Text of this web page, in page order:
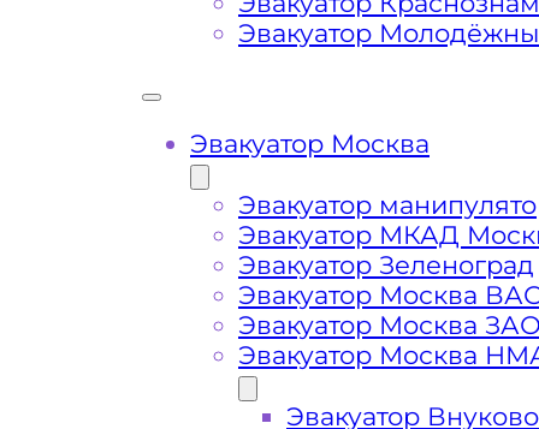
Эвакуатор
Эвакуатор Москва
Эвакуатор
Эвакуатор МКАД
Эвакуатор Зеленоград
Эвакуатор Москва
Эвакуатор Москва
Эвакуатор Москва
Эвакуатор Внуково